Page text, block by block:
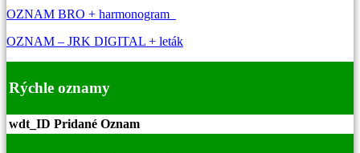
OZNAM BRO + harmonogram
OZNAM – JRK DIGITAL + leták
Rýchle oznamy
wdt_ID Pridané Oznam